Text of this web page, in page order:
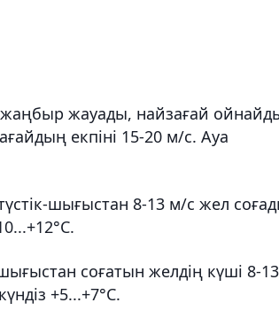
жаңбыр жауады, найзағай
екпіні 15-20 м/с. Ауа
шығыстан 8-13 м/с жел
соғатын желдің күші 8-
+5...+7°C.